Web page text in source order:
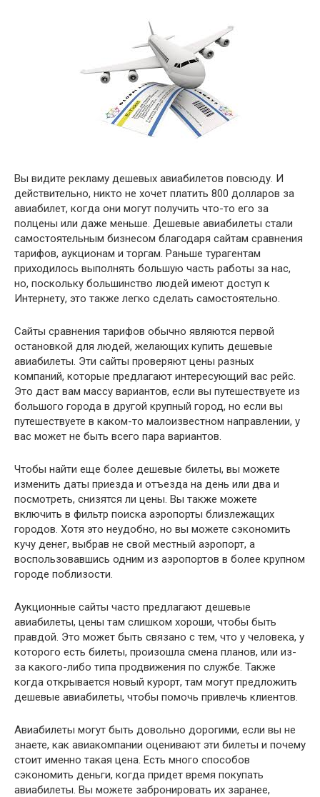
Вы видите рекламу дешевых авиабилетов повсюду. И
действительно, никто не хочет платить 800 долларов за
авиабилет, когда они могут получить что-то его за
полцены или даже меньше. Дешевые авиабилеты стали
самостоятельным бизнесом благодаря сайтам сравнения
тарифов, аукционам и торгам. Раньше турагентам
приходилось выполнять большую часть работы за нас,
но, поскольку большинство людей имеют доступ к
Интернету, это также легко сделать самостоятельно.
Сайты сравнения тарифов обычно являются первой
остановкой для людей, желающих купить дешевые
авиабилеты. Эти сайты проверяют цены разных
компаний, которые предлагают интересующий вас рейс.
Это даст вам массу вариантов, если вы путешествуете из
большого города в другой крупный город, но если вы
путешествуете в каком-то малоизвестном направлении, у
вас может не быть всего пара вариантов.
Чтобы найти еще более дешевые билеты, вы можете
изменить даты приезда и отъезда на день или два и
посмотреть, снизятся ли цены. Вы также можете
включить в фильтр поиска аэропорты близлежащих
городов. Хотя это неудобно, но вы можете сэкономить
кучу денег, выбрав не свой местный аэропорт, а
воспользовавшись одним из аэропортов в более крупном
городе поблизости.
Аукционные сайты часто предлагают дешевые
авиабилеты, цены там слишком хороши, чтобы быть
правдой. Это может быть связано с тем, что у человека, у
которого есть билеты, произошла смена планов, или из-
за какого-либо типа продвижения по службе. Также
когда открывается новый курорт, там могут предложить
дешевые авиабилеты, чтобы помочь привлечь клиентов.
Авиабилеты могут быть довольно дорогими, если вы не
знаете, как авиакомпании оценивают эти билеты и почему
стоит именно такая цена. Есть много способов
сэкономить деньги, когда придет время покупать
авиабилеты. Вы можете забронировать их заранее,